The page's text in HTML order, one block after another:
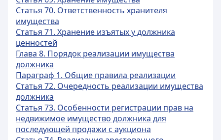
Статья 70. Ответственность хранителя
имущества
Статья 71. Хранение изъятых у должника
ценностей
Глава 8. Порядок реализации имущества
должника
Параграф 1. Общие правила реализации
Статья 72. Очередность реализации имущества
должника
Статья 73. Особенности регистрации прав на
недвижимое имущество должника для
последующей продажи с аукциона